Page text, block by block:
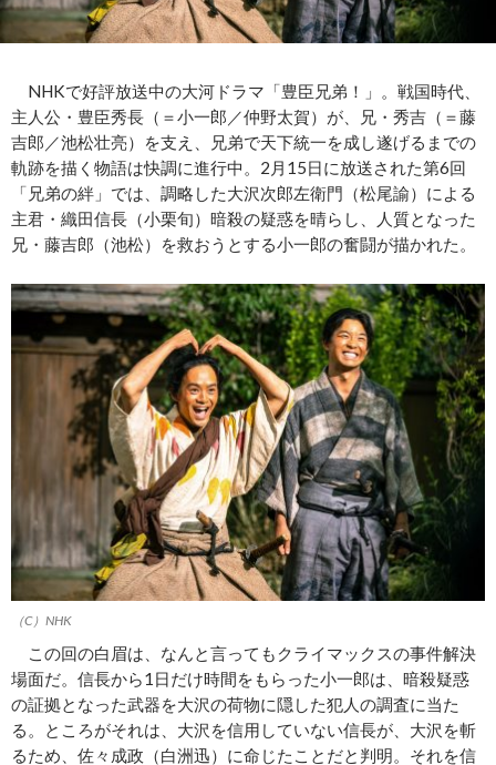
NHKで好評放送中の大河ドラマ「豊臣兄弟！」。戦国時代、
主人公・豊臣秀長（＝小一郎／仲野太賀）が、兄・秀吉（＝藤
吉郎／池松壮亮）を支え、兄弟で天下統一を成し遂げるまでの
軌跡を描く物語は快調に進行中。2月15日に放送された第6回
「兄弟の絆」では、調略した大沢次郎左衛門（松尾諭）による
主君・織田信長（小栗旬）暗殺の疑惑を晴らし、人質となった
兄・藤吉郎（池松）を救おうとする小一郎の奮闘が描かれた。
（C）NHK
この回の白眉は、なんと言ってもクライマックスの事件解決
場面だ。信長から1日だけ時間をもらった小一郎は、暗殺疑惑
の証拠となった武器を大沢の荷物に隠した犯人の調査に当た
る。ところがそれは、大沢を信用していない信長が、大沢を斬
るため、佐々成政（白洲迅）に命じたことだと判明。それを信